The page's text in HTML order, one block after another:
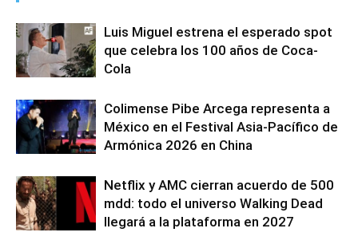
Luis Miguel estrena el esperado spot
que celebra los 100 años de Coca-
Cola
Colimense Pibe Arcega representa a
México en el Festival Asia-Pacífico de
Armónica 2026 en China
Netflix y AMC cierran acuerdo de 500
mdd: todo el universo Walking Dead
llegará a la plataforma en 2027